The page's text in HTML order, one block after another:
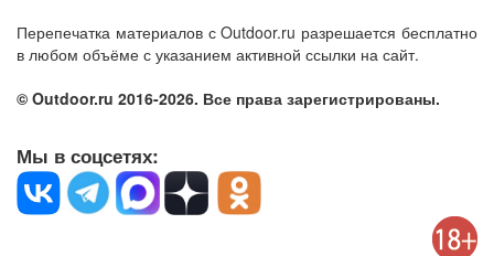
Перепечатка материалов с Outdoor.ru разрешается бесплатно
в любом объёме с указанием активной ссылки на сайт.
© Outdoor.ru 2016-2026. Все права зарегистрированы.
Мы в соцсетях: